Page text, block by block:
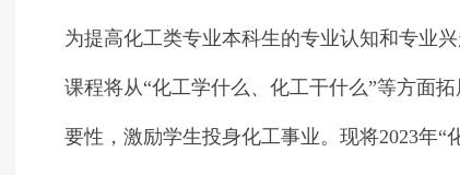
为提高化工类专业本科生的专业认知和专业
课程将从“化工学什么、化工干什么”等方面
要性，激励学生投身化工事业。现将2023年“